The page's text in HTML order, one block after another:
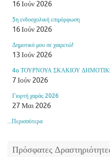
16 Ιούν 2026
5η ενδοσχολική επιμόρφωση
16 Ιούν 2026
Δημοτικό μου σε χαιρετώ!
13 Ιούν 2026
4o ΤΟΥΡΝΟΥΑ ΣΚΑΚΙΟΥ
7 Ιούν 2026
Γιορτή χαράς 2026
27 Μαι 2026
...Περισσότερα
Πρόσφατες